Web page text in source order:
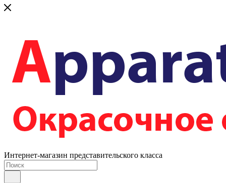
Интернет-магазин представительского класса